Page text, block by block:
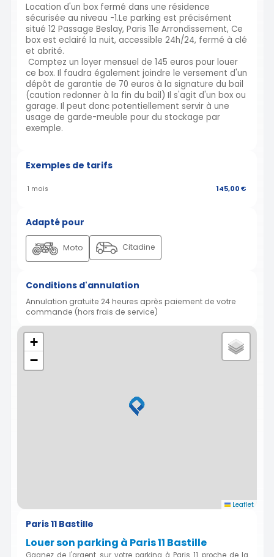
Location d'un box fermé dans une résidence
sécurisée au niveau -1.Le parking est précisément
situé 12 Passage Beslay, Paris 11e Arrondissement, Ce
box est eclairé la nuit, accessible 24h/24, fermé à clé
et abrité.
Comptez un loyer mensuel de 145 euros pour louer
ce box. Il faudra également joindre le versement d'un
dépôt de garantie de 70 euros à la signature du bail
(caution redonner à la fin du bail) Il s'agit d'un box ou
garage. Il peut donc potentiellement servir à une
usage de garde-meuble pour du stockage par
exemple.
Exemples de tarifs
1 mois 145,00 €
Adapté pour
Moto Citadine
Conditions d'annulation
Annulation gratuite 24 heures après paiement de votre
commande (hors frais de service)
+
−
Leaflet
Paris 11 Bastille
Louer son parking à Paris 11 Bastille
Gagnez de l'argent sur votre parking à Paris 11 proche de la